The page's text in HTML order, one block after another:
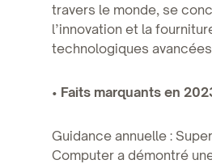
travers le monde, se
l’innovation et la
technologiques
• Faits marquants en
Guidance annuelle :
Computer a démontré